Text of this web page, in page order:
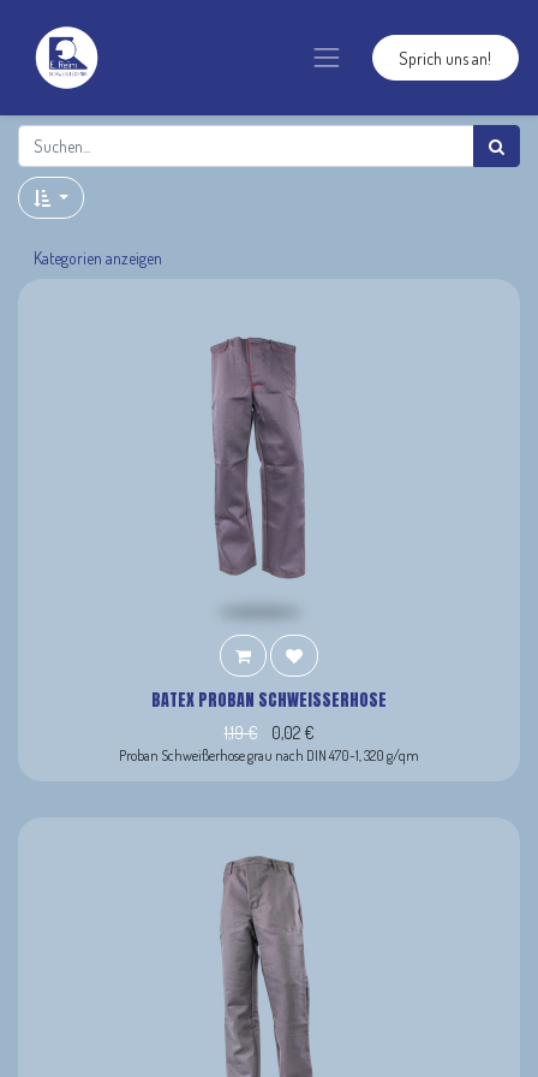
Sprich uns an!
Kategorien anzeigen
BATEX PROBAN SCHWEISSERHOSE
1,19€ 0,02€
Proban Schweißerhose grau nach DIN 470-1, 320 g/qm